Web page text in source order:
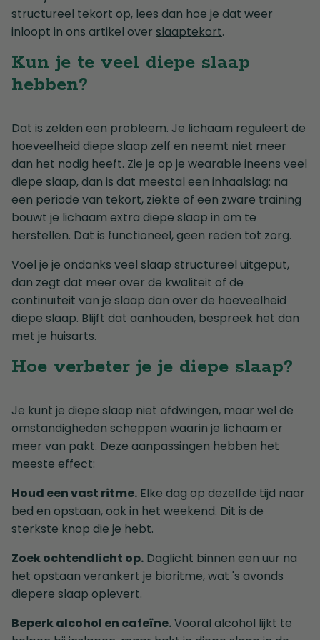
structureel tekort op, lees dan hoe je dat weer
inloopt in ons artikel over slaaptekort.
Kun je te veel diepe slaap
hebben?
Dat is zelden een probleem. Je lichaam reguleert de
hoeveelheid diepe slaap zelf en neemt niet meer
dan het nodig heeft. Zie je op je wearable ineens veel
diepe slaap, dan is dat meestal een inhaalslag: na
een periode van tekort, ziekte of een zware training
bouwt je lichaam extra diepe slaap in om te
herstellen. Dat is functioneel, geen reden tot zorg.
Voel je je ondanks veel slaap structureel uitgeput,
dan zegt dat meer over de kwaliteit of de
continuïteit van je slaap dan over de hoeveelheid
diepe slaap. Blijft dat aanhouden, bespreek het dan
met je huisarts.
Hoe verbeter je je diepe slaap?
Je kunt je diepe slaap niet afdwingen, maar wel de
omstandigheden scheppen waarin je lichaam er
meer van pakt. Deze aanpassingen hebben het
meeste effect:
Houd een vast ritme. Elke dag op dezelfde tijd naar
bed en opstaan, ook in het weekend. Dit is de
sterkste knop die je hebt.
Zoek ochtendlicht op. Daglicht binnen een uur na
het opstaan verankert je bioritme, wat 's avonds
diepere slaap oplevert.
Beperk alcohol en cafeïne.Vooral alcohol lijkt te